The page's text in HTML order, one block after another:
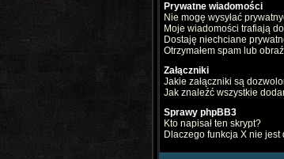
Prywatne wiadomości
Nie mogę wysyłać
Moje wiadomości trafiają
Dostaję niechciane
Otrzymałem spam lub
Załączniki
Jakie załączniki są
Jak znaleźć wszystkie
Sprawy phpBB3
Kto napisał ten skrypt?
Dlaczego funkcja X nie jest